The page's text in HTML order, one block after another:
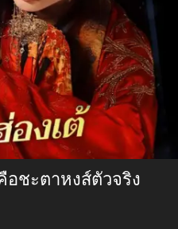
อชะตาหงส์ตัวจริง